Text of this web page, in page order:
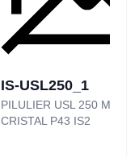
IS-USL250_1
PILULIER USL 250 ML
CRISTAL P43 IS2